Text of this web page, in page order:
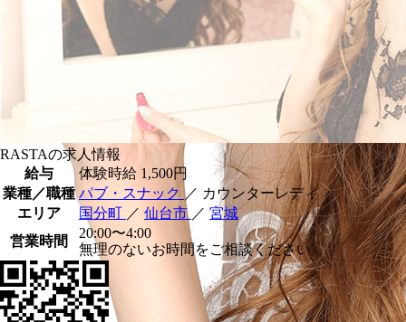
RASTAの求人情報
給与
体験時給 1,500円
業種／職種 パブ・スナック ／ カウンターレディ
エリア
国分町 ／ 仙台市 ／ 宮城
営業時間
20:00〜4:00
無理のないお時間をご相談ください